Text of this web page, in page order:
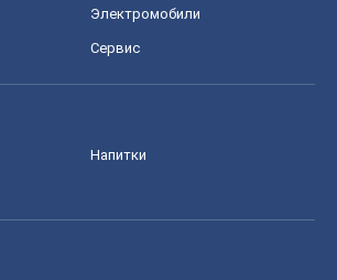
Электромобили
Сервис
Напитки